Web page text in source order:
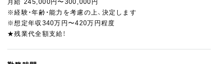
月給 245,000円〜300,000円
※経験・年齢・能力を考慮の上、決定します
※想定年収340万円〜420万円程度
★残業代全額支給！